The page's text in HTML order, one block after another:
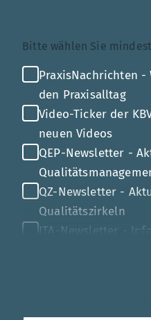
Bitte wählen Sie
PraxisNachrichten
den Praxisalltag
Video-Ticker der
neuen Videos
QEP-Newsletter -
QZ-Newsletter -
Qualitätszirkeln
ITA-Newsletter -